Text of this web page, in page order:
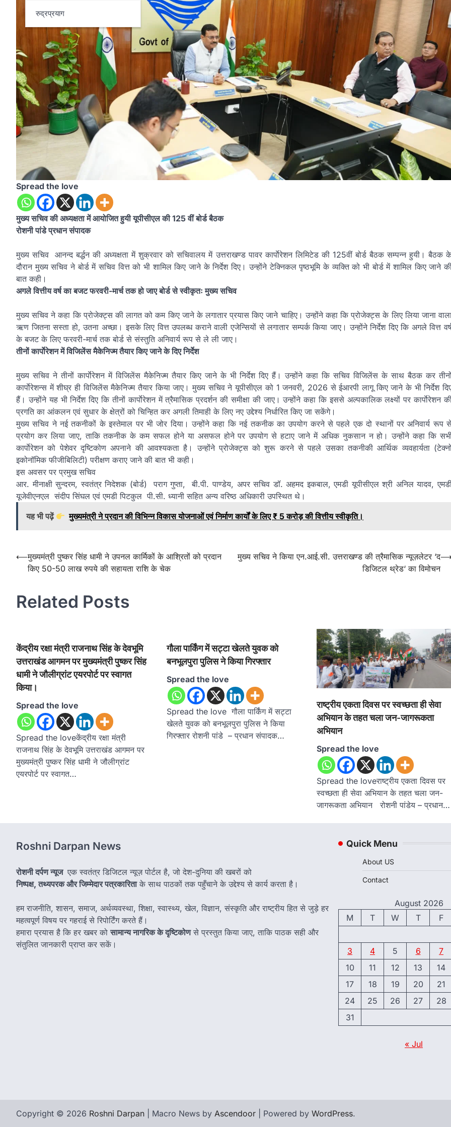
रुद्रप्रयाग
Spread the love
मुख्य सचिव की अध्यक्षता में आयोजित हुयी यूपीसीएल की 125 वीं बोर्ड बैठक
रोशनी पांडे प्रधान संपादक
मुख्य सचिव आनन्द बर्द्धन की अध्यक्षता में शुक्रवार को सचिवालय में उत्तराखण्ड पावर कार्पाेरेशन लिमिटेड की 125वीं बोर्ड बैठक सम्पन्न हुयी। बैठक
दौरान मुख्य सचिव ने बोर्ड में सचिव वित्त को भी शामिल किए जाने के निर्देश दिए। उन्होंने टेक्निकल पृष्ठभूमि के व्यक्ति को भी बोर्ड में शामिल किए जाने
बात कही।
अगले वित्तीय वर्ष का बजट फरवरी-मार्च तक हो जाए बोर्ड से स्वीकृतः मुख्य सचिव
मुख्य सचिव ने कहा कि प्रोजेक्ट्स की लागत को कम किए जाने के लगातार प्रयास किए जाने चाहिए। उन्होंने कहा कि प्रोजेक्ट्स के लिए लिया जाना
ऋण जितना सस्ता हो, उतना अच्छा। इसके लिए वित्त उपलब्ध कराने वाली एजेन्सियों से लगातार सम्पर्क किया जाए। उन्होंने निर्देश दिए कि अगले वित्त
के बजट के लिए फरवरी-मार्च तक बोर्ड से संस्तुति अनिवार्य रूप से ले ली जाए।
तीनों कार्पाेरेशन में विजिलेंस मैकेनिज्म तैयार किए जाने के दिए निर्देश
मुख्य सचिव ने तीनों कार्पाेरेशन में विजिलेंस मैकेनिज्म तैयार किए जाने के भी निर्देश दिए हैं। उन्होंने कहा कि सचिव विजिलेंस के साथ बैठक कर
कार्पाेरेशन्स में शीघ्र ही विजिलेंस मैकेनिज्म तैयार किया जाए। मुख्य सचिव ने यूपीसीएल को 1 जनवरी, 2026 से ईआरपी लागू किए जाने के भी निर्देश
हैं। उन्होंने यह भी निर्देश दिए कि तीनों कार्पाेरेशन में त्रैमासिक प्रदर्शन की समीक्षा की जाए। उन्होंने कहा कि इससे अल्पकालिक लक्ष्यों पर कार्पाेरेशन
प्रगति का आंकलन एवं सुधार के क्षेत्रों को चिन्हित कर अगली तिमाही के लिए नए उद्देश्य निर्धारित किए जा सकेंगे।
मुख्य सचिव ने नई तकनीकों के इस्तेमाल पर भी जोर दिया। उन्होंने कहा कि नई तकनीक का उपयोग करने से पहले एक दो स्थानों पर अनिवार्य रूप
प्रयोग कर लिया जाए, ताकि तकनीक के कम सफल होने या असफल होने पर उपयोग से हटाए जाने में अधिक नुकसान न हो। उन्होंने कहा कि
कार्पाेरेशन को पेशेवर दृष्टिकोण अपनाने की आवश्यकता है। उन्होंने प्रोजेक्ट्स को शुरू करने से पहले उसका तकनीकी आर्थिक व्यवहार्यता
इकोनॉमिक फीजीबिलिटी) परीक्षण कराए जाने की बात भी कही।
इस अवसर पर प्रमुख सचिव
आर. मीनाक्षी सुन्दरम, स्वतंत्र निदेशक (बोर्ड) पराग गुप्ता, बी.पी. पाण्डेय, अपर सचिव डॉ. अहमद इकबाल, एमडी यूपीसीएल श्री अनिल यादव,
यूजेवीएनएल संदीप सिंघल एवं एमडी पिटकुल पी.सी. ध्यानी सहित अन्य वरिष्ठ अधिकारी उपस्थित थे।
यह भी पढ़ें
मुख्यमंत्री ने प्रदान की विभिन्न विकास योजनाओं एवं निर्माण कार्यों के लिए ₹ 5 करोड़ की वित्तीय स्वीकृति।
Post
navigation
⟵मुख्यमंत्री पुष्कर सिंह धामी ने उपनल कार्मिकों के आश्रितों को प्रदान
किए 50-50 लाख रुपये की सहायता राशि के चेक
मुख्य सचिव ने किया एन.आई.सी. उत्तराखण्ड की त्रैमासिक न्यूज़लेटर ‘द
डिजिटल थ्रेड‘ का विमोचन
Related Posts
केंद्रीय रक्षा मंत्री राजनाथ सिंह के देवभूमि
उत्तराखंड आगमन पर मुख्यमंत्री पुष्कर सिंह
धामी ने जौलीग्रांट एयरपोर्ट पर स्वागत
किया।
Spread the love
Spread the loveकेंद्रीय रक्षा मंत्री
राजनाथ सिंह के देवभूमि उत्तराखंड आगमन पर
मुख्यमंत्री पुष्कर सिंह धामी ने जौलीग्रांट
एयरपोर्ट पर स्वागत…
गौला पार्किंग में सट्टा खेलते युवक को
बनभूलपुरा पुलिस ने किया गिरफ्तार
Spread the love
Spread the love गौला पार्किंग में सट्टा
खेलते युवक को बनभूलपुरा पुलिस ने किया
गिरफ्तार रोशनी पांडे – प्रधान संपादक…
राष्ट्रीय एकता दिवस पर स्वच्छता ही सेवा
अभियान के तहत चला जन-जागरूकता
अभियान
Spread the love
Spread the loveराष्ट्रीय एकता दिवस पर
स्वच्छता ही सेवा अभियान के तहत चला जन-
जागरूकता अभियान रोशनी पांडेय – प्रधान…
Roshni Darpan News
रोशनी दर्पण न्यूज एक स्वतंत्र डिजिटल न्यूज़ पोर्टल है, जो देश-दुनिया की खबरों को
निष्पक्ष, तथ्यपरक और जिम्मेदार पत्रकारिताके साथ पाठकों तक पहुँचाने के उद्देश्य से कार्य करता है।
हम राजनीति, शासन, समाज, अर्थव्यवस्था, शिक्षा, स्वास्थ्य, खेल, विज्ञान, संस्कृति और राष्ट्रीय हित से जुड़े हर
महत्वपूर्ण विषय पर गहराई से रिपोर्टिंग करते हैं।
हमारा प्रयास है कि हर खबर कोसामान्य नागरिक के दृष्टिकोणसे प्रस्तुत किया जाए, ताकि पाठक सही और
संतुलित जानकारी प्राप्त कर सकें।
Quick Menu
About US
Contact
August 2026
M
T W T F
3 4 5 6
7
10
11 12 13
14
17
18 19 20
21
24
25 26 27
28
31
« Jul
Copyright © 2026 Roshni Darpan | Macro News by Ascendoor | Powered by WordPress.